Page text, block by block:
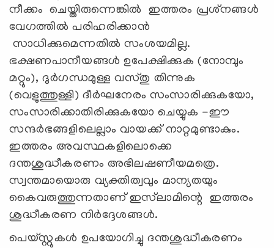
നീക്കം ചെയ്തിരുന്നെങ്കില്‍ ഇത്തരം പ്രശ്‌നങ്ങള്‍
വേഗത്തില്‍ പരിഹരിക്കാന്‍
സാധിക്കുമെന്നതില്‍ സംശയമില്ല.
ഭക്ഷണപാനീയങ്ങള്‍ ഉപേക്ഷിക്കുക (നോമ്പും
മറ്റും), ദുര്‍ഗന്ധമുള്ള വസ്തു തിന്നുക
(വെളുത്തുള്ളി) ദീര്‍ഘനേരം സംസാരിക്കുകയോ,
സംസാരിക്കാതിരിക്കുകയോ ചെയ്യുക -ഈ
സന്ദര്‍ഭങ്ങളിലെല്ലാം വായക്ക് നാറ്റമുണ്ടാകും.
ഇത്തരം അവസ്ഥകളിലൊക്കെ
ദന്തശുദ്ധീകരണം അഭിലഷണീയമത്രെ.
സ്വന്തമായൊരു വ്യക്തിത്വവും മാന്യതയും
കൈവരുത്തുന്നതാണ് ഇസ്‌ലാമിന്റെ ഇത്തരം
ശുദ്ധീകരണ നിര്‍ദ്ദേശങ്ങള്‍.
പെയ്സ്റ്റുകള്‍ ഉപയോഗിച്ചു ദന്തശുദ്ധീകരണം